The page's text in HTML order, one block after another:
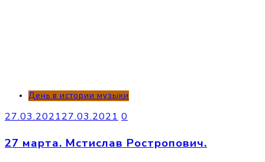
День в истории музыки
27.03.202127.03.2021 0
27 марта. Мстислав Ростропович.